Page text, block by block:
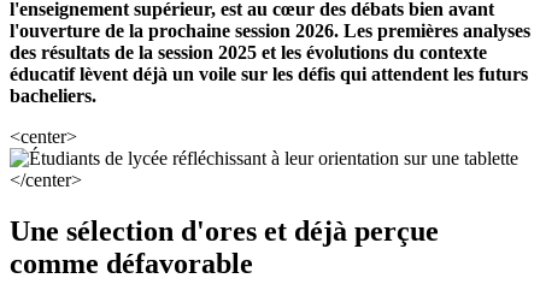
l'enseignement supérieur, est au cœur des débats bien avant
l'ouverture de la prochaine session 2026. Les premières analyses
des résultats de la session 2025 et les évolutions du contexte
éducatif lèvent déjà un voile sur les défis qui attendent les futurs
bacheliers.
<center>
</center>
Une sélection d'ores et déjà perçue
comme défavorable